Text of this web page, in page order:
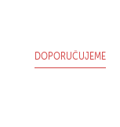
DOPORUČUJEME